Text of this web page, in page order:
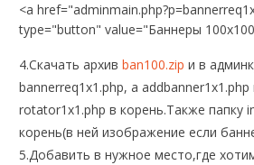
<a
type="button" value="Баннеры
4.Скачать архивban100.zip и в
bannerreq1x1.php, а
rotator1x1.php в корень.Также папку
корень(в ней изображение если
5.Добавить в нужное место,где